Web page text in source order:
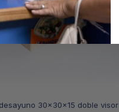
30x30x15 doble visor